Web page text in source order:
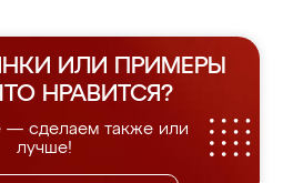
ИЛИ ПРИМЕРЫ
НРАВИТСЯ?
— сделаем также или
лучше!